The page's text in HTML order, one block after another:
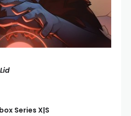
Series X|S